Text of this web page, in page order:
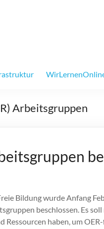
Arbeitsgruppen
Bildung wurde Anfang
beschlossen. Es soll
Ressourcen haben, um